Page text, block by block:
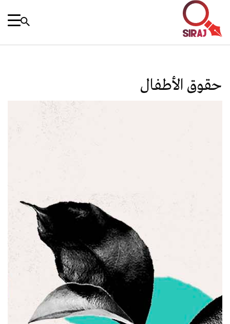
حقوق الأطفال